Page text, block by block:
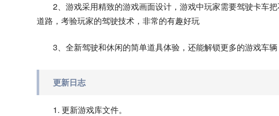
2、游戏采用精致的游戏画面设计，游戏中玩家需要驾驶卡车
道路，考验玩家的驾驶技术，非常的有趣好玩
3、全新驾驶和休闲的简单道具体验，还能解锁更多的游戏车辆
更新日志
1. 更新游戏库文件。